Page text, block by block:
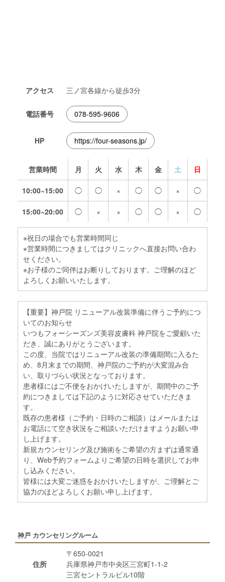
アクセス 三ノ宮各線から徒歩3分
電話番号 078-595-9606
HP https://four-seasons.jp/
営業時間 月 火 水 木 金 土 日
10:00~15:00 ◯ ◯ × ◯ ◯ × ◯
15:00~20:00 ◯ × × ◯ ◯ × ◯
※祝日の場合でも営業時間同じ
※営業時間につきましてはクリニックへ直接お問い合わ
せください。
※お子様のご同伴はお断りしております。ご理解のほど
よろしくお願いいたします。
【重要】神戸院 リニューアル改装準備に伴うご予約につ
いてのお知らせ
いつもフォーシーズンズ美容皮膚科 神戸院をご愛顧いた
だき、誠にありがとうございます。
この度、当院ではリニューアル改装の準備期間に入るた
め、8月末までの期間、神戸院のご予約が大変混み合
い、取りづらい状況となっております。
患者様にはご不便をおかけいたしますが、期間中のご予
約につきましては下記のように対応させていただきま
す。
既存の患者様（ご予約・日時のご相談）はメールまたは
お電話にて空き状況をご相談いただけますようお願い申
し上げます。
新規カウンセリング及び施術をご希望の方まずは通常通
り、Web予約フォームよりご希望の日時を選択してお申
し込みください。
皆様には大変ご迷惑をおかけいたしますが、ご理解とご
協力のほどよろしくお願い申し上げます。
神戸 カウンセリングルーム
住所
〒650-0021
兵庫県神戸市中央区三宮町1-1-2
三宮セントラルビル10階